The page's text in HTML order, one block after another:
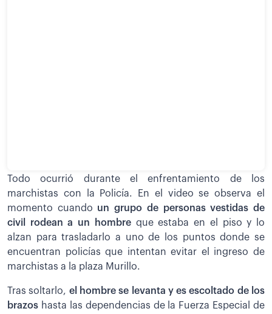
Todo ocurrió durante el enfrentamiento de los
marchistas con la Policía. En el video se observa el
momento cuando un grupo de personas vestidas de
civil rodean a un hombre que estaba en el piso y lo
alzan para trasladarlo a uno de los puntos donde se
encuentran policías que intentan evitar el ingreso de
marchistas a la plaza Murillo.
Tras soltarlo, el hombre se levanta y es escoltado de los
brazos hasta las dependencias de la Fuerza Especial de